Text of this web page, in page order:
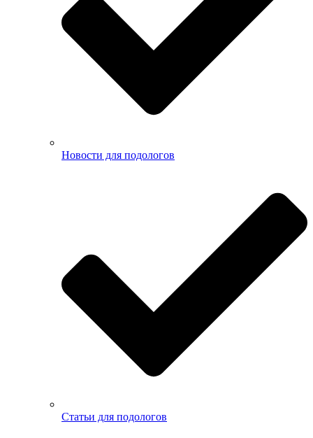
Новости для подологов
Статьи для подологов